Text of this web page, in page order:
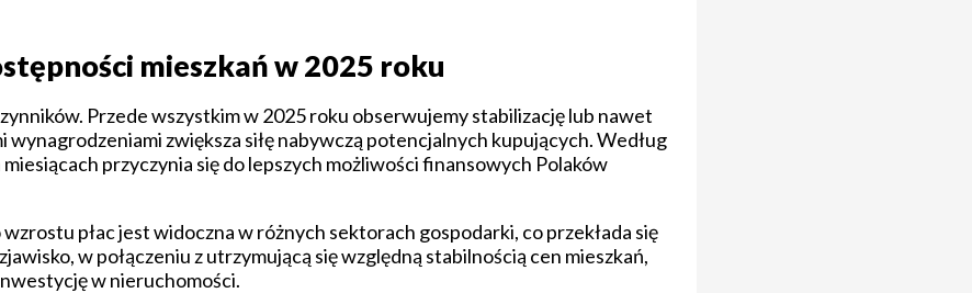
mieszkań w 2025 roku
Przede wszystkim w 2025 roku obserwujemy stabilizację lub nawet
zwiększa siłę nabywczą potencjalnych kupujących. Według
przyczynia się do lepszych możliwości finansowych Polaków
płac jest widoczna w różnych sektorach gospodarki, co przekłada się
w połączeniu z utrzymującą się względną stabilnością cen mieszkań,
w nieruchomości.